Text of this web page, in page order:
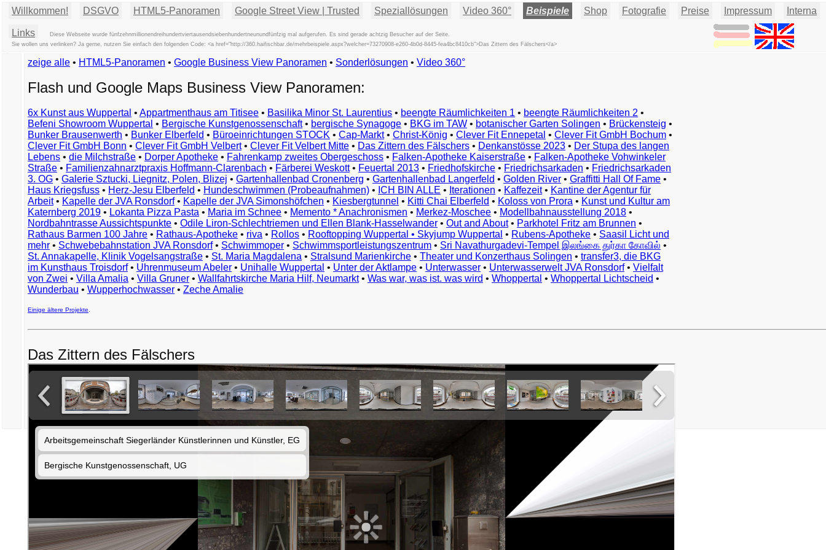
Willkommen! DSGVO HTML5-Panoramen Google Street View | Trusted Speziallösungen Video 360° Beispiele Shop Fotografie Preise Impressum Interna
Links
Diese Webseite wurde fünfzehnmillionendreihundertviertausendsiebenhundertneunundfünfzig mal aufgerufen. Es sind gerade achtzig Besucher auf der Seite.
Sie wollen uns verlinken? Ja gerne, nutzen Sie einfach den folgenden Code: <a href="http://360.haifischbar.de/mehrbeispiele.aspx?welcher=73270908-e260-4b0d-8445-fea4bc8410cb">Das Zittern des Fälschers</a>
Beispiele
Exemples
Vorbeelden
Przykłady
Ejemplos
Örnekler
Παραδείγματα
Примеры
示
例
例
예
zeige alle • HTML5-Panoramen • Google Business View Panoramen • Sonderlösungen • Video 360°
Flash und Google Maps Business View Panoramen:
6x Kunst aus Wuppertal • Appartmenthaus am Titisee • Basilika Minor St. Laurentius • beengte Räumlichkeiten 1 • beengte Räumlichkeiten 2 •
Befeni Showroom Wuppertal • Bergische Kunstgenossenschaft• bergische Synagoge • BKG im TAW • botanischer Garten Solingen • Brückensteig •
Bunker Brausenwerth • Bunker Elberfeld • Büroeinrichtungen STOCK • Cap-Markt• Christ-König • Clever Fit Ennepetal • Clever Fit GmbH Bochum •
Clever Fit GmbH Bonn • Clever Fit GmbH Velbert• Clever Fit Velbert Mitte • Das Zittern des Fälschers • Denkanstösse 2023 • Der Stupa des langen
Lebens • die Milchstraße • Dorper Apotheke • Fahrenkamp zweites Obergeschoss • Falken-Apotheke Kaiserstraße • Falken-Apotheke Vohwinkeler
Straße • Familienzahnarztpraxis Hoffmann-Clarenbach • Färberei Weskott• Feuertal 2013 • Friedhofskirche • Friedrichsarkaden • Friedrichsarkaden
3. OG • Galerie Sztucki, Liegnitz, Polen, Blizej • Gartenhallenbad Cronenberg • Gartenhallenbad Langerfeld • Golden River • Graffitti Hall Of Fame •
Haus Kriegsfuss • Herz-Jesu Elberfeld • Hundeschwimmen (Probeaufnahmen) • ICH BIN ALLE • Iterationen • Kaffezeit• Kantine der Agentur für
Arbeit• Kapelle der JVA Ronsdorf• Kapelle der JVA Simonshöfchen • Kiesbergtunnel • Kitti Chai Elberfeld • Koloss von Prora • Kunst und Kultur am
Katernberg 2019 • Lokanta Pizza Pasta • Maria im Schnee • Memento * Anachronismen • Merkez-Moschee • Modellbahnausstellung 2018 •
Nordbahntrasse Aussichtspunkte • Odile Liron-Schlechtriemen und Ellen Blank-Hasselwander • Out and About• Parkhotel Fritz am Brunnen •
Rathaus Barmen 100 Jahre • Rathaus-Apotheke • riva • Rollos • Rooftopping Wuppertal • Skyjump Wuppertal • Rubens-Apotheke • Saasil Licht und
mehr • Schwebebahnstation JVA Ronsdorf• Schwimmoper • Schwimmsportleistungszentrum • Sri Navathurgadevi-Tempel இலங்கை துர்கா கோவில் •
St. Annakapelle, Klinik Vogelsangstraße • St. Maria Magdalena • Stralsund Marienkirche • Theater und Konzerthaus Solingen • transfer3, die BKG
im Kunsthaus Troisdorf• Uhrenmuseum Abeler • Unihalle Wuppertal • Unter der Aktlampe • Unterwasser • Unterwasserwelt JVA Ronsdorf• Vielfalt
von Zwei • Villa Amalia • Villa Gruner • Wallfahrtskirche Maria Hilf, Neumarkt• Was war, was ist. was wird • Whoppertal • Whoppertal Lichtscheid •
Wunderbau • Wupperhochwasser • Zeche Amalie
Einige ältere Projekte
Das Zittern des Fälschers